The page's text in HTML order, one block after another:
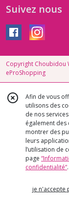
Suivez nous
Copyright Choubidou
eProShopping
Afin de vous
utilisons des
de nos
également
montrer des
leurs
l’utilisation de
page
confidentialité“
je n'accepte